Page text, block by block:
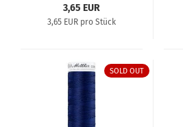
3,65 EUR
3,65 EUR pro Stück
SOLD OUT